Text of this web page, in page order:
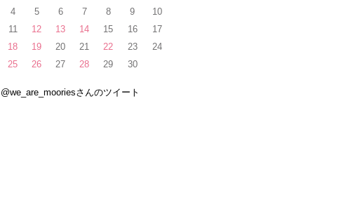
4
5 6 7 8 9
10
11
12 13 14 15 16
17
18
19 20 21 22 23
24
25
26 27 28 29 30
@we_are_mooriesさんのツイート